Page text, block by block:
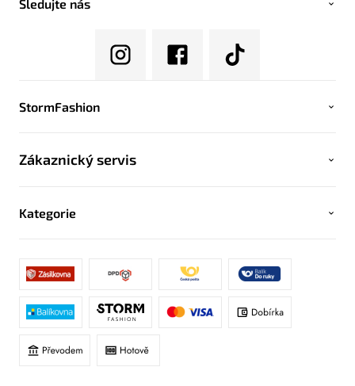
Sledujte nás
StormFashion
Zákaznický servis
Kategorie